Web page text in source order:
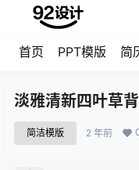
首页 PPT模版 简
淡雅清新四叶草
简洁模版 2 年前